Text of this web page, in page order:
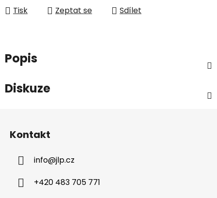
Tisk Zeptat se Sdílet
Popis
Diskuze
Kontakt
info@jlp.cz
+420 483 705 771